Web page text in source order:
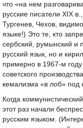
что «на нем
русские писатели XIX
Тургенев, Чехов,
языке!) Это те, кто
сербский, румынский и
русский язык, но и
примерно в 1967-м
советского
кемализма «в лоб» под
Когда
этот раз начали
русским языком.